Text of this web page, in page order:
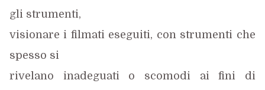
gli strumenti,
visionare i filmati eseguiti, con strumenti che
spesso si
rivelano inadeguati o scomodi ai fini di